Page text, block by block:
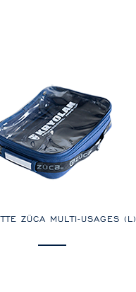
ZÜCA MULTI-USAGES (L)